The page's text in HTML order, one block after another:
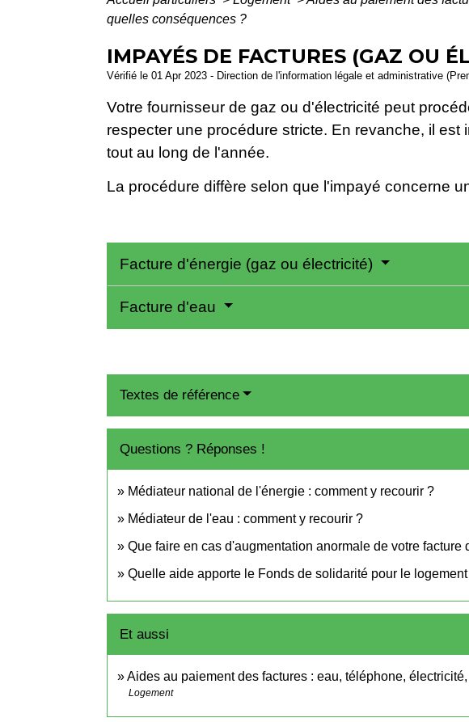
quelles conséquences ?
IMPAYÉS DE FACTURES (GAZ OU
Vérifié le 01 Apr 2023 - Direction de l'information légale et administrative
Votre fournisseur de gaz ou d'électricité peut
respecter une procédure stricte. En revanche, il
tout au long de l'année.
La procédure diffère selon que l'impayé concerne
Facture d'énergie (gaz ou électricité)
Facture d'eau
Textes de référence
Questions ? Réponses !
Médiateur national de l'énergie : comment y recourir ?
Médiateur de l'eau : comment y recourir ?
Que faire en cas d'augmentation anormale de votre facture
Quelle aide apporte le Fonds de solidarité pour le
Et aussi
Aides au paiement des factures : eau, téléphone,
Logement